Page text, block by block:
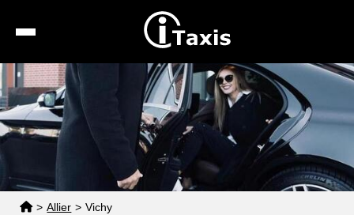
Recherche
Calcul de tarif
Taxis conventionnés
Espace pro
> Allier > Vichy